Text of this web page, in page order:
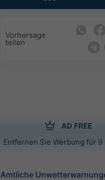
Vorhersage
teilen
AD FREE
Entfernen Sie Werbung für
Amtliche